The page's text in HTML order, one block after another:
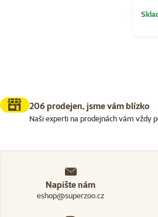
206 prodejen, jsme vám blízko
Naši experti na prodejnách vám vždy
Napište nám
eshop@superzoo.cz